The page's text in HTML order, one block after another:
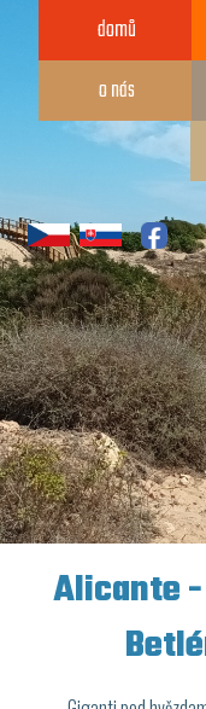
domů
o nás
Alicante